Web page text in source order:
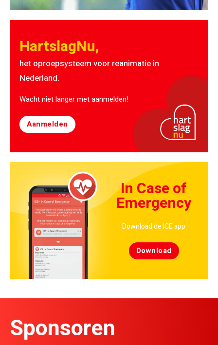
HartslagNu,
het oproepsysteem voor reanimatie in
Nederland.
Wacht niet langer met aanmelden!
Aanmelden
In Case of
Emergency
Download de ICE app
Download
Sponsoren